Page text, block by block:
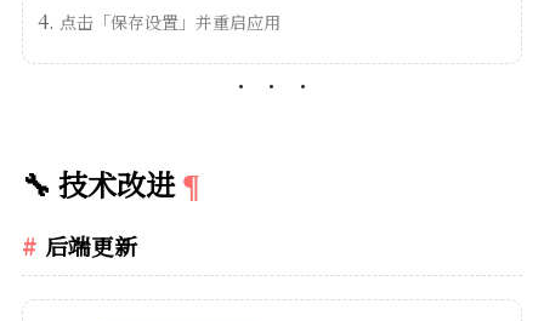
点击「保存设置」并重启应用
🔧 技术改进
后端更新